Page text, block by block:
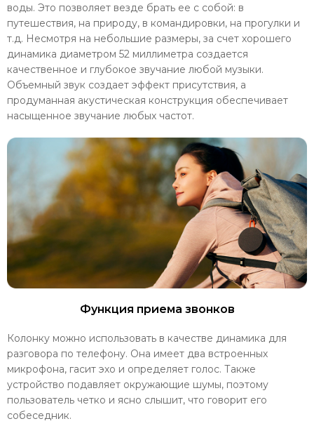
воды. Это позволяет везде брать ее с собой: в
путешествия, на природу, в командировки, на прогулки и
т.д. Несмотря на небольшие размеры, за счет хорошего
динамика диаметром 52 миллиметра создается
качественное и глубокое звучание любой музыки.
Объемный звук создает эффект присутствия, а
продуманная акустическая конструкция обеспечивает
насыщенное звучание любых частот.
Функция приема звонков
Колонку можно использовать в качестве динамика для
разговора по телефону. Она имеет два встроенных
микрофона, гасит эхо и определяет голос. Также
устройство подавляет окружающие шумы, поэтому
пользователь четко и ясно слышит, что говорит его
собеседник.